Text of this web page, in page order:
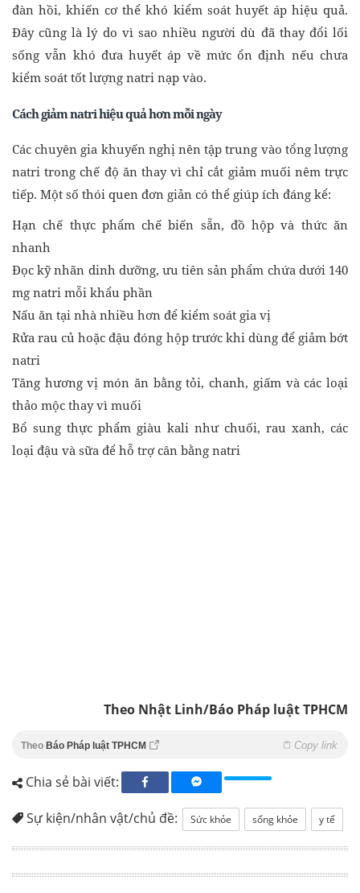
đàn hồi, khiến cơ thể khó kiểm soát huyết áp hiệu quả.
Đây cũng là lý do vì sao nhiều người dù đã thay đổi lối
sống vẫn khó đưa huyết áp về mức ổn định nếu chưa
kiểm soát tốt lượng natri nạp vào.
Cách giảm natri hiệu quả hơn mỗi ngày
Các chuyên gia khuyến nghị nên tập trung vào tổng lượng
natri trong chế độ ăn thay vì chỉ cắt giảm muối nêm trực
tiếp. Một số thói quen đơn giản có thể giúp ích đáng kể:
Hạn chế thực phẩm chế biến sẵn, đồ hộp và thức ăn
nhanh
Đọc kỹ nhãn dinh dưỡng, ưu tiên sản phẩm chứa dưới 140
mg natri mỗi khẩu phần
Nấu ăn tại nhà nhiều hơn để kiểm soát gia vị
Rửa rau củ hoặc đậu đóng hộp trước khi dùng để giảm bớt
natri
Tăng hương vị món ăn bằng tỏi, chanh, giấm và các loại
thảo mộc thay vì muối
Bổ sung thực phẩm giàu kali như chuối, rau xanh, các
loại đậu và sữa để hỗ trợ cân bằng natri
Theo Nhật Linh/Báo Pháp luật TPHCM
Theo Báo Pháp luật TPHCM Copy link
Chia sẻ bài viết:
Sự kiện/nhân vật/chủ đề: Sức khỏe sống khỏe y tế